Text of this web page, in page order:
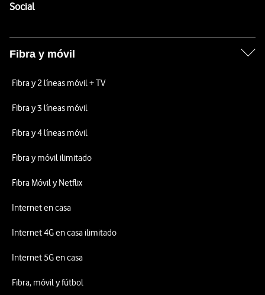
SocialEnlaces a las redes sociales de Vodafone
Fibra y móvil
Fibra y 2 líneas móvil + TV
Fibra y 3 líneas móvil
Fibra y 4 líneas móvil
Fibra y móvil ilimitado
Fibra Móvil y Netflix
Internet en casa
Internet 4G en casa ilimitado
Internet 5G en casa
Fibra, móvil y fútbol